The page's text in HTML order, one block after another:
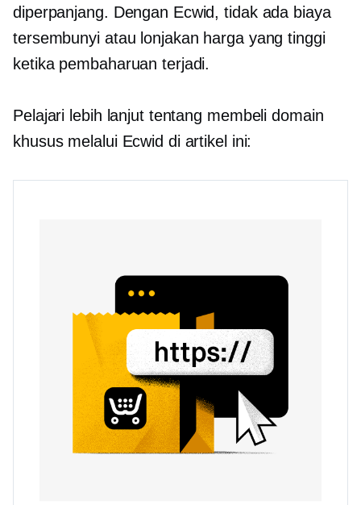
diperpanjang. Dengan Ecwid, tidak ada biaya
tersembunyi atau lonjakan harga yang tinggi
ketika pembaharuan terjadi.
Pelajari lebih lanjut tentang membeli domain
khusus melalui Ecwid di artikel ini: